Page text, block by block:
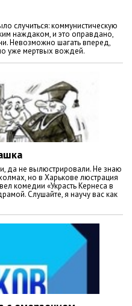
случиться: коммунистическую
наждаком, и это оправдано,
Невозможно шагать вперед,
уже мертвых вождей.
да не вылюстрировали. Не знаю
но в Харькове люстрация
комедии «Украсть Кернеса в
Слушайте, я научу вас как